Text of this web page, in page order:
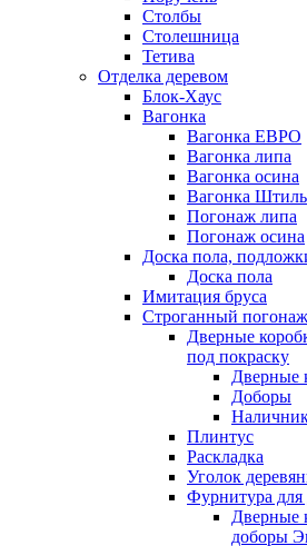
Столбы
Столешница
Тетива
Отделка деревом
Блок-Хаус
Вагонка
Вагонка ЕВРО
Вагонка липа
Вагонка осина
Вагонка Штиль
Погонаж липа
Погонаж осина
Доска пола,
Доска пола
Имитация бруса
Строганный погонаж
Дверные
под покраску
Дверные
Доборы
Плинтус
Раскладка
Уголок
Фурнитура для
Дверные
доборы